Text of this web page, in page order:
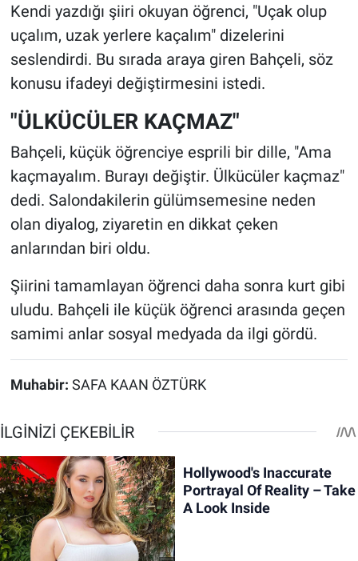
Kendi yazdığı şiiri okuyan öğrenci, "Uçak olup
uçalım, uzak yerlere kaçalım" dizelerini
seslendirdi. Bu sırada araya giren Bahçeli, söz
konusu ifadeyi değiştirmesini istedi.
"ÜLKÜCÜLER KAÇMAZ"
Bahçeli, küçük öğrenciye esprili bir dille, "Ama
kaçmayalım. Burayı değiştir. Ülkücüler kaçmaz"
dedi. Salondakilerin gülümsemesine neden
olan diyalog, ziyaretin en dikkat çeken
anlarından biri oldu.
Şiirini tamamlayan öğrenci daha sonra kurt gibi
uludu. Bahçeli ile küçük öğrenci arasında geçen
samimi anlar sosyal medyada da ilgi gördü.
Muhabir: SAFA KAAN ÖZTÜRK